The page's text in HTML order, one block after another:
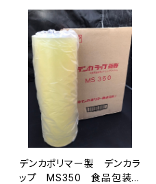
デンカポリマー製 デンカラ
ップ MS350 食品包装